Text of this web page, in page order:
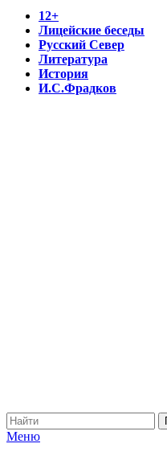
12+
Лицейские беседы
Русский Север
Литература
История
И.С.Фрадков
Меню